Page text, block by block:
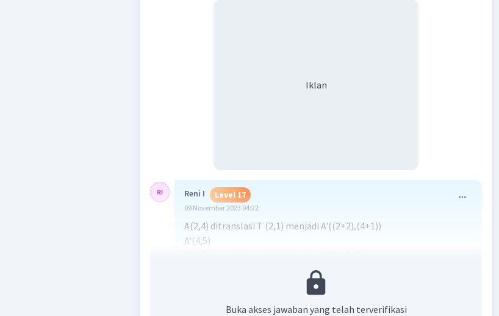
Iklan
Reni I Level 17
09 November 2023 04:22
A(2,4) ditranslasi T (2,1) menjadi A'((2+2),(4+1))
A'(4,5)
Balas
Buka akses jawaban yang telah terverifikasi